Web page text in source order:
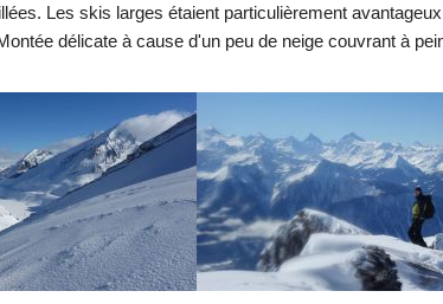
Les skis larges étaient particulièrement
délicate à cause d'un peu de neige couvrant à